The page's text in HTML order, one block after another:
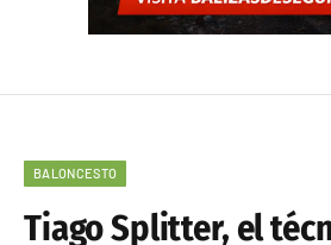
BALONCESTO
Tiago Splitter, el